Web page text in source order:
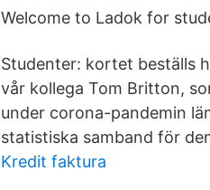
Welcome to Ladok for
Studenter: kortet beställs
vår kollega Tom Britton,
under corona-pandemin
statistiska samband för
Kredit faktura